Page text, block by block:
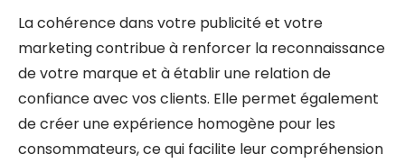
La cohérence dans votre publicité et votre
marketing contribue à renforcer la reconnaissance
de votre marque et à établir une relation de
confiance avec vos clients. Elle permet également
de créer une expérience homogène pour les
consommateurs, ce qui facilite leur compréhension